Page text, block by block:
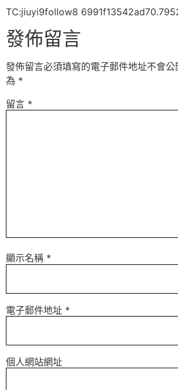
TC:jiuyi9follow8
發佈留言
發佈留言必須填寫的電子郵件地址不會公
為 *
留言 *
顯示名稱 *
電子郵件地址 *
個人網站網址